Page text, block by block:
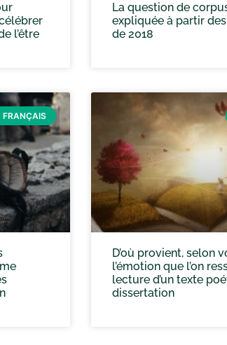
l’être
La question de
expliquée à partir
de 2018
FRANÇAIS
D’où provient, selon
l’émotion que l’on
lecture d’un texte
dissertation